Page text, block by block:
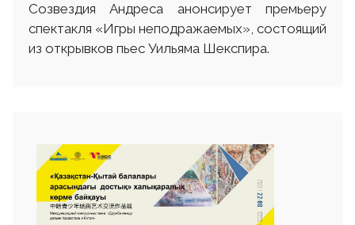
Созвездия Андреса анонсирует премьеру
спектакля «Игры неподражаемых», состоящий
из открывков пьес Уильяма Шекспира.